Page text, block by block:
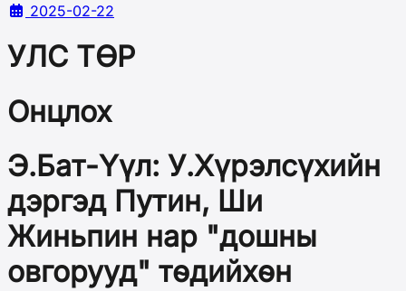
2025-02-22
УЛС ТӨР
Онцлох
Э.Бат-Үүл: У.Хүрэлсүхийн
дэргэд Путин, Ши
Жиньпин нар "дошны
овгорууд" төдийхөн